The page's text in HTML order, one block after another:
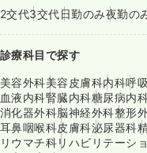
2交代3交代日勤のみ夜勤の
診療科目で探す
美容外科美容皮膚科内科呼
血液内科腎臓内科糖尿病内
消化器外科脳神経外科整形
耳鼻咽喉科皮膚科泌尿器科
リウマチ科リハビリテーシ